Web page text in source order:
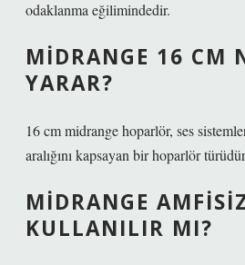
odaklanma eğilimindedir.
MIDRANGE 16 CM
YARAR?
16 cm midrange hoparlör, ses
aralığını kapsayan bir hoparlör
MIDRANGE
KULLANILIR MI?